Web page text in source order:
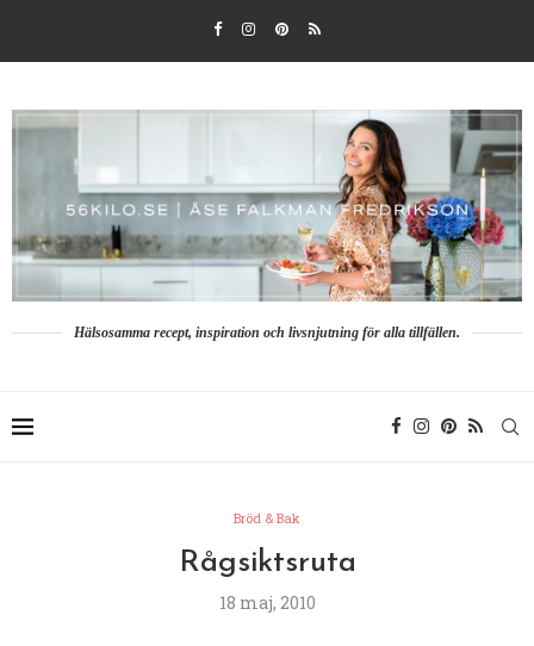
Hälsosamma recept, inspiration och livsnjutning för alla tillfällen.
Bröd & Bak
Rågsiktsruta
18 maj, 2010